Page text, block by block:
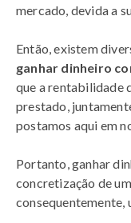
mercado, devida a
Então, existem
ganhar dinheiro
que a rentabilidade
prestado,
postamos aqui em
Portanto, ganhar
concretização de
consequentemente,